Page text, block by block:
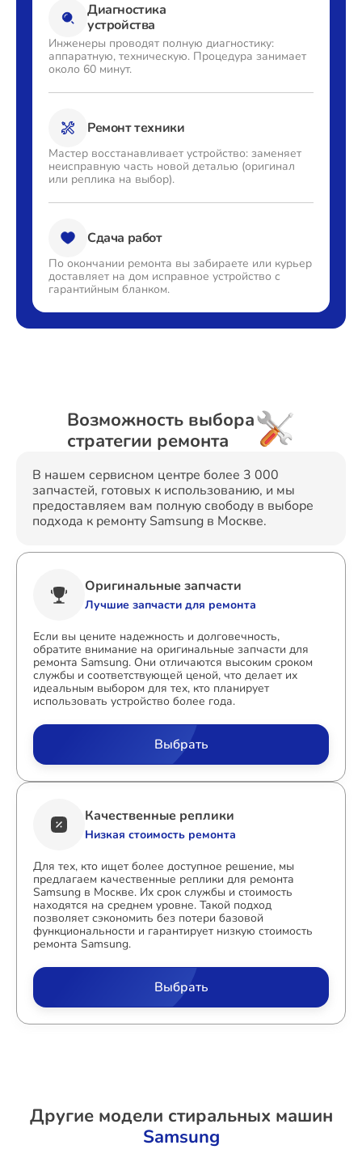
Диагностика
устройства
Инженеры проводят полную диагностику:
аппаратную, техническую. Процедура занимает
около 60 минут.
Ремонт техники
Мастер восстанавливает устройство: заменяет
неисправную часть новой деталью (оригинал
или реплика на выбор).
Сдача работ
По окончании ремонта вы забираете или курьер
доставляет на дом исправное устройство с
гарантийным бланком.
Возможность выбора
стратегии ремонта
В нашем сервисном центре более 3 000
запчастей, готовых к использованию, и мы
предоставляем вам полную свободу в выборе
подхода к ремонту Samsung в Москве.
Оригинальные запчасти
Лучшие запчасти для ремонта
Если вы цените надежность и долговечность,
обратите внимание на оригинальные запчасти для
ремонта Samsung. Они отличаются высоким сроком
службы и соответствующей ценой, что делает их
идеальным выбором для тех, кто планирует
использовать устройство более года.
Выбрать
Качественные реплики
Низкая стоимость ремонта
Для тех, кто ищет более доступное решение, мы
предлагаем качественные реплики для ремонта
Samsung в Москве. Их срок службы и стоимость
находятся на среднем уровне. Такой подход
позволяет сэкономить без потери базовой
функциональности и гарантирует низкую стоимость
ремонта Samsung.
Выбрать
Другие модели стиральных машин
Samsung